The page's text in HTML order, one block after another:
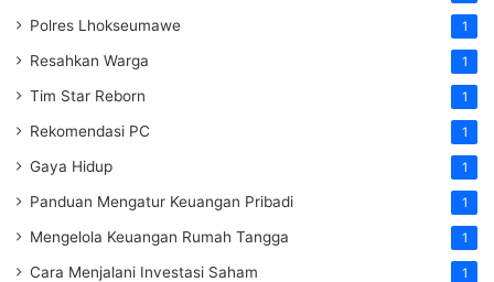
Polres Lhokseumawe 1
Resahkan Warga 1
Tim Star Reborn 1
Rekomendasi PC 1
Gaya Hidup 1
Panduan Mengatur Keuangan Pribadi 1
Mengelola Keuangan Rumah Tangga 1
Cara Menjalani Investasi Saham 1